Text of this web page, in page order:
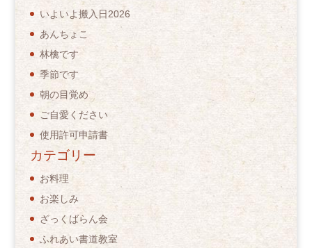
いよいよ搬入日2026
あんちょこ
林檎です
季節です
朝の目覚め
ご自愛ください
使用許可申請書
カテゴリー
お料理
お楽しみ
ざっくばらん会
ふれあい書道教室